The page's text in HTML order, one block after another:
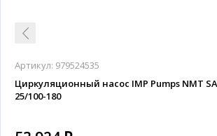
Артикул: 979524535
Циркуляционный насос IMP Pumps NMT
25/100-180